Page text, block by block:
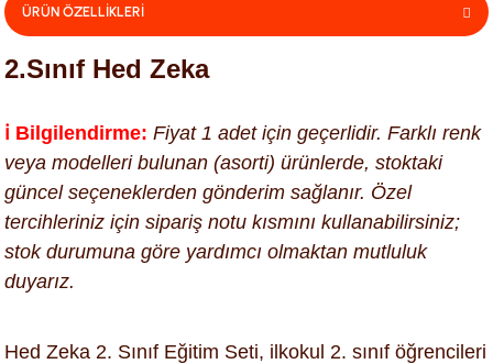
ÜRÜN ÖZELLİKLERİ
2.Sınıf Hed Zeka
ℹ️ Bilgilendirme: Fiyat 1 adet için geçerlidir. Farklı renk
veya modelleri bulunan (asorti) ürünlerde, stoktaki
güncel seçeneklerden gönderim sağlanır. Özel
tercihleriniz için sipariş notu kısmını kullanabilirsiniz;
stok durumuna göre yardımcı olmaktan mutluluk
duyarız.
Hed Zeka 2. Sınıf Eğitim Seti, ilkokul 2. sınıf öğrencileri